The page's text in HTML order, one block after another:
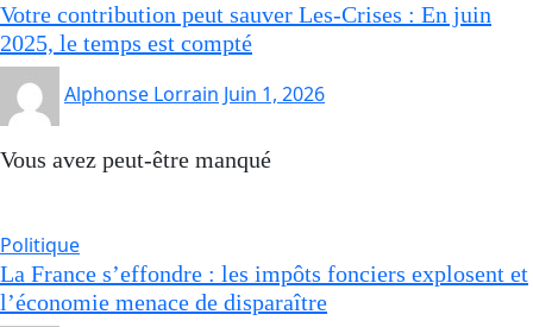
Votre contribution peut sauver Les-Crises : En juin
2025, le temps est compté
Alphonse Lorrain Juin 1, 2026
Vous avez peut-être manqué
Politique
La France s’effondre : les impôts fonciers explosent et
l’économie menace de disparaître